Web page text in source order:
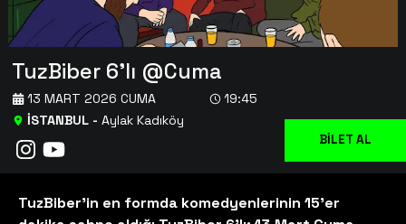
TuzBiber 6'lı @Cuma
İSTANBUL- Aylak Kadıköy
13 MART 2026 CUMA 19:45
BİLET AL
TuzBiber’in en formda komedyenlerinin 15’er